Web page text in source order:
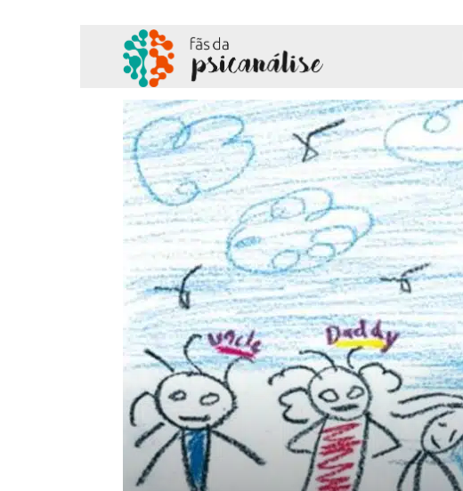
da
Psicanálise